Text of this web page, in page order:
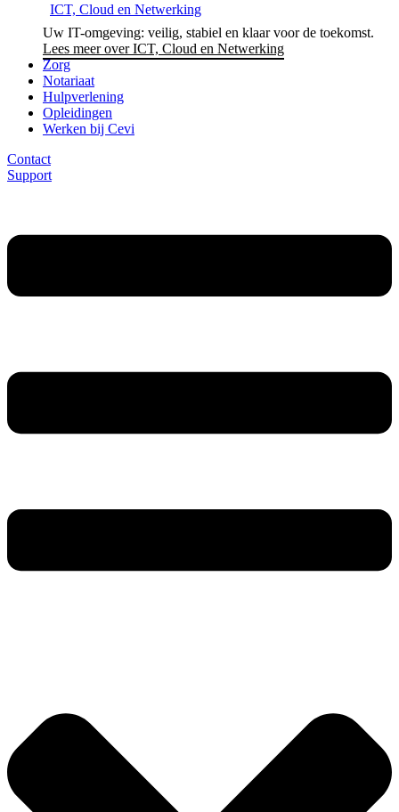
ICT, Cloud en Netwerking
Uw IT-omgeving: veilig, stabiel en klaar voor de toekomst.
Lees meer over ICT, Cloud en Netwerking
Zorg
Notariaat
Hulpverlening
Opleidingen
Werken bij Cevi
Contact
Support